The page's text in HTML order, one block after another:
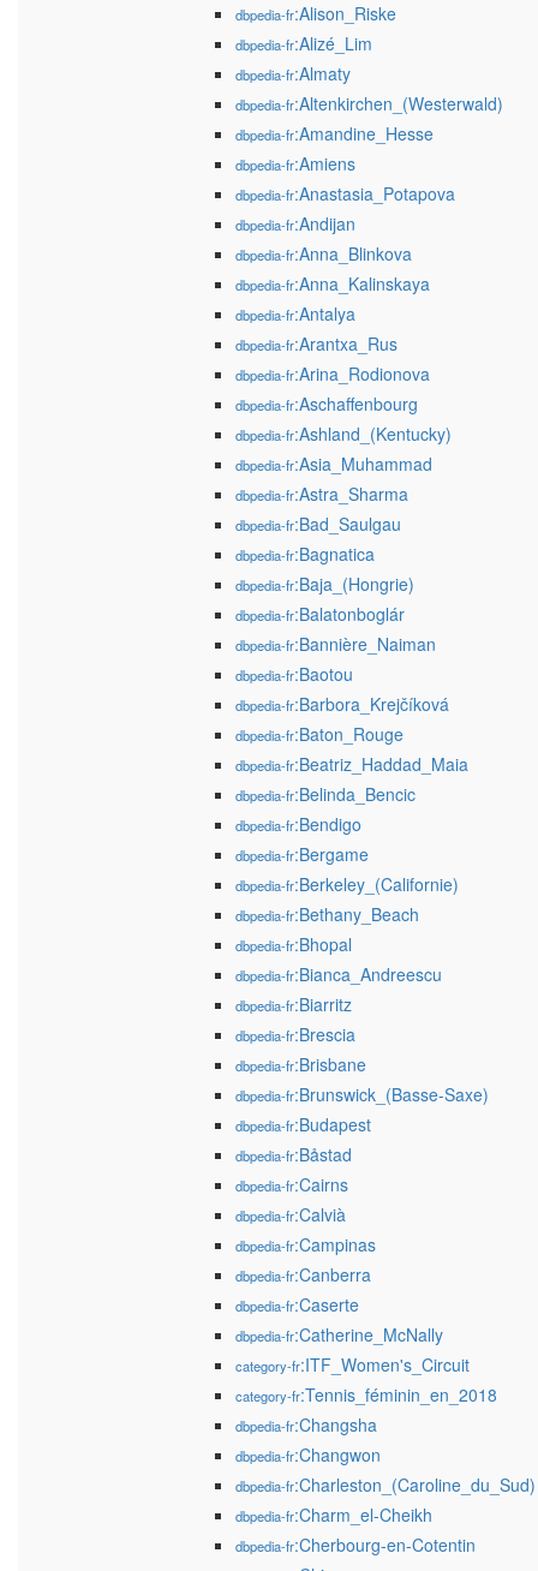
dbpedia-fr:Alison_Riske
dbpedia-fr:Alizé_Lim
dbpedia-fr:Almaty
dbpedia-fr:Altenkirchen_(Westerwald)
dbpedia-fr:Amandine_Hesse
dbpedia-fr:Amiens
dbpedia-fr:Anastasia_Potapova
dbpedia-fr:Andijan
dbpedia-fr:Anna_Blinkova
dbpedia-fr:Anna_Kalinskaya
dbpedia-fr:Antalya
dbpedia-fr:Arantxa_Rus
dbpedia-fr:Arina_Rodionova
dbpedia-fr:Aschaffenbourg
dbpedia-fr:Ashland_(Kentucky)
dbpedia-fr:Asia_Muhammad
dbpedia-fr:Astra_Sharma
dbpedia-fr:Bad_Saulgau
dbpedia-fr:Bagnatica
dbpedia-fr:Baja_(Hongrie)
dbpedia-fr:Balatonboglár
dbpedia-fr:Bannière_Naiman
dbpedia-fr:Baotou
dbpedia-fr:Barbora_Krejčíková
dbpedia-fr:Baton_Rouge
dbpedia-fr:Beatriz_Haddad_Maia
dbpedia-fr:Belinda_Bencic
dbpedia-fr:Bendigo
dbpedia-fr:Bergame
dbpedia-fr:Berkeley_(Californie)
dbpedia-fr:Bethany_Beach
dbpedia-fr:Bhopal
dbpedia-fr:Bianca_Andreescu
dbpedia-fr:Biarritz
dbpedia-fr:Brescia
dbpedia-fr:Brisbane
dbpedia-fr:Brunswick_(Basse-Saxe)
dbpedia-fr:Budapest
dbpedia-fr:Båstad
dbpedia-fr:Cairns
dbpedia-fr:Calvià
dbpedia-fr:Campinas
dbpedia-fr:Canberra
dbpedia-fr:Caserte
dbpedia-fr:Catherine_McNally
category-fr:ITF_Women's_Circuit
category-fr:Tennis_féminin_en_2018
dbpedia-fr:Changsha
dbpedia-fr:Changwon
dbpedia-fr:Charleston_(Caroline_du_Sud)
dbpedia-fr:Charm_el-Cheikh
dbpedia-fr:Cherbourg-en-Cotentin